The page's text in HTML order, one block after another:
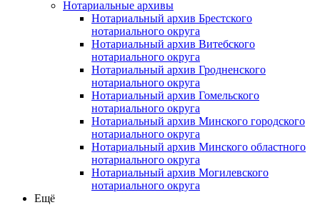
Нотариальные архивы
Нотариальный архив Брестского
нотариального округа
Нотариальный архив Витебского
нотариального округа
Нотариальный архив Гродненского
нотариального округа
Нотариальный архив Гомельского
нотариального округа
Нотариальный архив Минского городского
нотариального округа
Нотариальный архив Минского областного
нотариального округа
Нотариальный архив Могилевского
нотариального округа
Ещё